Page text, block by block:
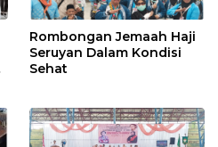
Rombongan Jemaah Haji
Seruyan Dalam Kondisi
Sehat